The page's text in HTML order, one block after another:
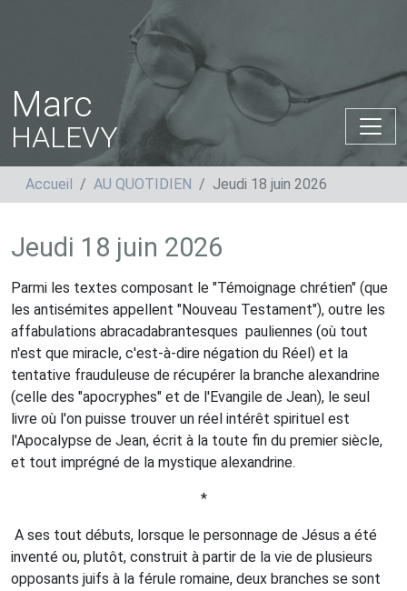
Marc
HALEVY
Accueil AU QUOTIDIEN Jeudi 18 juin 2026
Jeudi 18 juin 2026
Parmi les textes composant le "Témoignage chrétien" (que
les antisémites appellent "Nouveau Testament"), outre les
affabulations abracadabrantesques pauliennes (où tout
n'est que miracle, c'est-à-dire négation du Réel) et la
tentative frauduleuse de récupérer la branche alexandrine
(celle des "apocryphes" et de l'Evangile de Jean), le seul
livre où l'on puisse trouver un réel intérêt spirituel est
l'Apocalypse de Jean, écrit à la toute fin du premier siècle,
et tout imprégné de la mystique alexandrine.
*
A ses tout débuts, lorsque le personnage de Jésus a été
inventé ou, plutôt, construit à partir de la vie de plusieurs
opposants juifs à la férule romaine, deux branches se sont